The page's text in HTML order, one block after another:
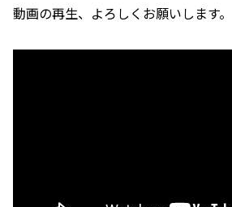
動画の再生、よろしくお願いします。